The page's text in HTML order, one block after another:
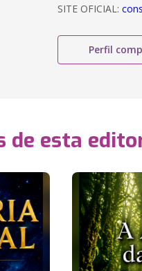
SITE OFICIAL:
Perfil
de esta